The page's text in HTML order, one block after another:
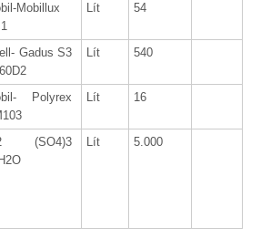
Mobillux
Lít 54
Gadus S3
Lít 540
Polyrex
Lít 16
(SO4)3
Lít 5.000